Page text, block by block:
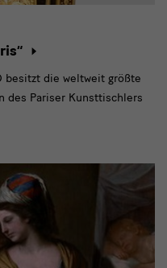
besitzt die weltweit größte
des Pariser Kunsttischlers